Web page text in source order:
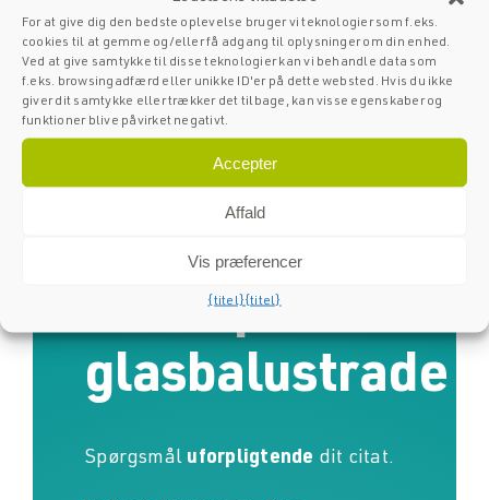
For at give dig den bedste oplevelse bruger vi teknologier som f.eks.
cookies til at gemme og/eller få adgang til oplysninger om din enhed.
Ved at give samtykke til disse teknologier kan vi behandle data som
f.eks. browsingadfærd eller unikke ID'er på dette websted. Hvis du ikke
giver dit samtykke eller trækker det tilbage, kan visse egenskaber og
funktioner blive påvirket negativt.
Accepter
Affald
Vis præferencer
{titel}{titel}
Bed om et
tilbud på din
glasbalustrade
Spørgsmål uforpligtende dit citat.